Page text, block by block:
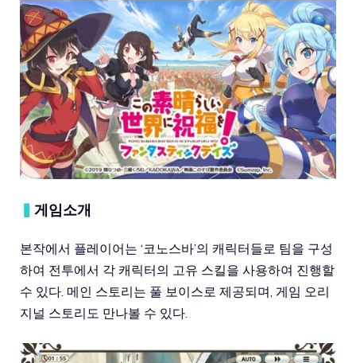
▍ 게임소개
본작에서 플레이어는 ‘코노스바’의 캐릭터들로 팀을 구성
하여 전투에서 각 캐릭터의 고유 스킬을 사용하여 진행할
수 있다. 메인 스토리는 풀 보이스로 제공되며, 게임 오리
지널 스토리도 만나볼 수 있다.